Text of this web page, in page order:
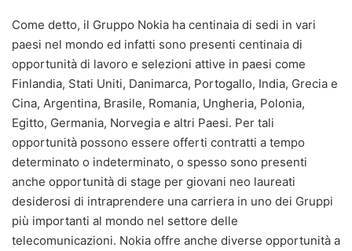
Come detto, il Gruppo Nokia ha centinaia di sedi in vari
paesi nel mondo ed infatti sono presenti centinaia di
opportunità di lavoro e selezioni attive in paesi come
Finlandia, Stati Uniti, Danimarca, Portogallo, India, Grecia e
Cina, Argentina, Brasile, Romania, Ungheria, Polonia,
Egitto, Germania, Norvegia e altri Paesi. Per tali
opportunità possono essere offerti contratti a tempo
determinato o indeterminato, o spesso sono presenti
anche opportunità di stage per giovani neo laureati
desiderosi di intraprendere una carriera in uno dei Gruppi
più importanti al mondo nel settore delle
telecomunicazioni. Nokia offre anche diverse opportunità a